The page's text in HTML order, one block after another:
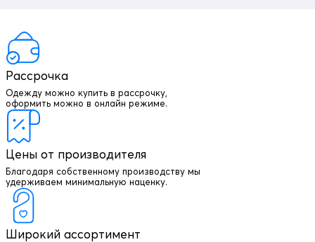
Рассрочка
Одежду можно купить в рассрочку,
оформить можно в онлайн режиме.
Цены от производителя
Благодаря собственному производству мы
удерживаем минимальную наценку.
Широкий ассортимент